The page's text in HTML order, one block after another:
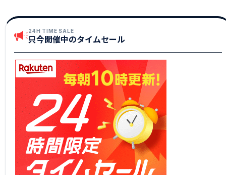
24H TIME SALE
只今開催中のタイムセール